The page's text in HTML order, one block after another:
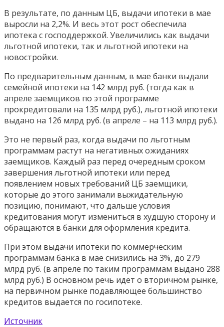
В результате, по данным ЦБ, выдачи ипотеки в мае
выросли на 2,2%. И весь этот рост обеспечила
ипотека с господдержкой. Увеличились как выдачи
льготной ипотеки, так и льготной ипотеки на
новостройки.
По предварительным данным, в мае банки выдали
семейной ипотеки на 142 млрд руб. (тогда как в
апреле заемщиков по этой программе
прокредитовали на 135 млрд руб.), льготной ипотеки
выдано на 126 млрд руб. (в апреле – на 113 млрд руб.).
Это не первый раз, когда выдачи по льготным
программам растут на негативных ожиданиях
заемщиков. Каждый раз перед очередным сроком
завершения льготной ипотеки или перед
появлением новых требований ЦБ заемщики,
которые до этого занимали выжидательную
позицию, понимают, что дальше условия
кредитования могут измениться в худшую сторону и
обращаются в банки для оформления кредита.
При этом выдачи ипотеки по коммерческим
программам банка в мае снизились на 3%, до 279
млрд руб. (в апреле по таким программам выдано 288
млрд руб.) В основном речь идет о вторичном рынке,
на первичном рынке подавляющее большинство
кредитов выдается по госипотеке.
Источник